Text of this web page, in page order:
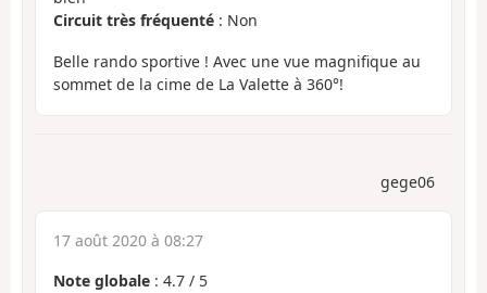
Circuit très fréquenté : Non
Belle rando sportive ! Avec une vue magnifique au
sommet de la cime de La Valette à 360°!
gege06
17 août 2020 à 08:27
Note globale : 4.7 / 5